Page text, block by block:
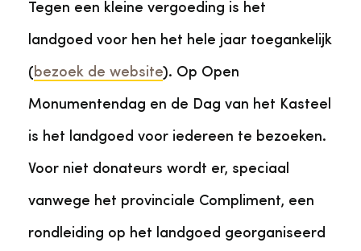
Tegen een kleine vergoeding is het
landgoed voor hen het hele jaar toegankelijk
(bezoek de website). Op Open
Monumentendag en de Dag van het Kasteel
is het landgoed voor iedereen te bezoeken.
Voor niet donateurs wordt er, speciaal
vanwege het provinciale Compliment, een
rondleiding op het landgoed georganiseerd